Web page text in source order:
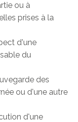
ou à
prises à la
d'une
du
des
ou d'une autre
d'une